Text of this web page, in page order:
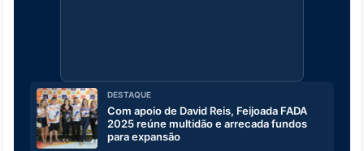
DESTAQUE
Com apoio de David Reis, Feijoada FADA
2025 reúne multidão e arrecada fundos
para expansão